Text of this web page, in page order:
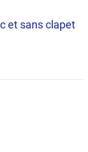
et sans clapet